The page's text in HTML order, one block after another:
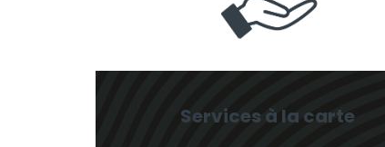
Services à la carte